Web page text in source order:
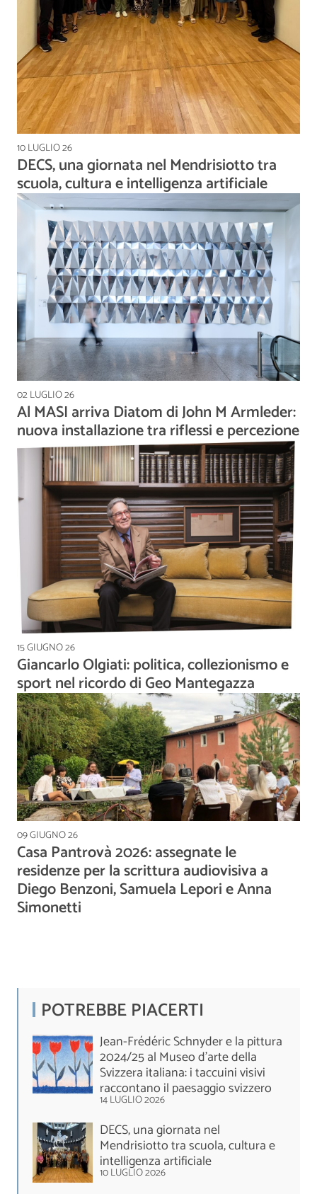
10 LUGLIO 26
DECS, una giornata nel Mendrisiotto tra
scuola, cultura e intelligenza artificiale
02 LUGLIO 26
Al MASI arriva Diatom di John M Armleder:
nuova installazione tra riflessi e percezione
15 GIUGNO 26
Giancarlo Olgiati: politica, collezionismo e
sport nel ricordo di Geo Mantegazza
09 GIUGNO 26
Casa Pantrovà 2026: assegnate le
residenze per la scrittura audiovisiva a
Diego Benzoni, Samuela Lepori e Anna
Simonetti
POTREBBE PIACERTI
Jean-Frédéric Schnyder e la pittura
2024/25 al Museo d'arte della
Svizzera italiana: i taccuini visivi
raccontano il paesaggio svizzero
14 LUGLIO 2026
DECS, una giornata nel
Mendrisiotto tra scuola, cultura e
intelligenza artificiale
10 LUGLIO 2026